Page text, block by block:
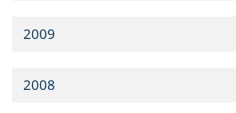
2009
2008